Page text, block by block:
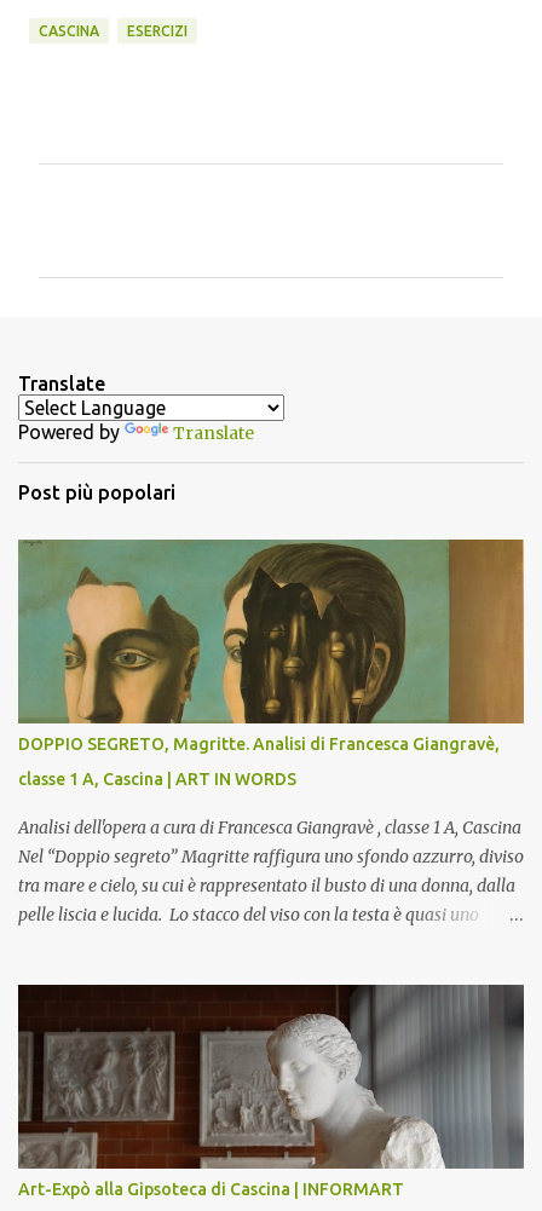
CASCINA ESERCIZI
t
i
Translate
Powered by Translate
Post più popolari
DOPPIO SEGRETO, Magritte. Analisi di Francesca Giangravè,
classe 1 A, Cascina | ART IN WORDS
Analisi dell'opera a cura di Francesca Giangravè , classe 1 A, Cascina
Nel “Doppio segreto” Magritte raffigura uno sfondo azzurro, diviso
tra mare e cielo, su cui è rappresentato il busto di una donna, dalla
pelle liscia e lucida. Lo stacco del viso con la testa è quasi uno
un motivo che Magritte propone frequentemente nelle sue opere,
che in questo caso assumono un aspetto minaccioso, come se si
trattasse di un qualcosa di malinconico, sia per il colore che per la
consistenza del materiale. L’enigma che reca l’immagine, un volto
staccato, con uno sguardo fisso, il cui non si capisce se esso è un
uomo una donna, con l’espressione rigida. Magritte, il maestro
dello straniamento della visione, costruisce un’immagine tanto
meticolosa e nitida quanto assurda e inquietante. Uno
Art-Expò alla Gipsoteca di Cascina | INFORMART